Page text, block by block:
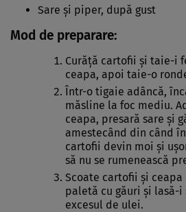
Sare și piper, după gust
Mod de preparare:
Curăță cartofii și taie-i
ceapa, apoi taie-o
Într-o tigaie adâncă,
măsline la foc mediu.
ceapa, presară sare și
amestecând din când
cartofii devin moi și
să nu se rumenească
Scoate cartofii și
paletă cu găuri și lasă-i
excesul de ulei.